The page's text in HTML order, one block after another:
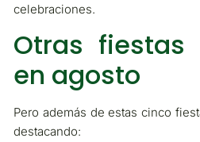
celebraciones.
Otras fiestas
en agosto
Pero además de estas cinco
destacando: